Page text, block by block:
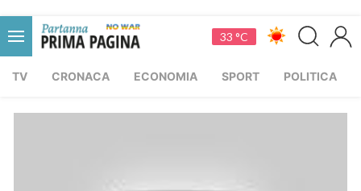
33 °C
TV CRONACA ECONOMIA SPORT POLITICA